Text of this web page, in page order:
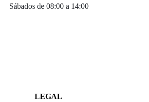
Sábados de 08:00 a 14:00
LEGAL